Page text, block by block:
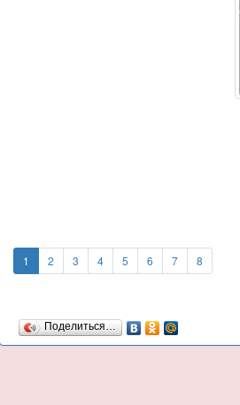
1 2 3 4 5 6 7 8
Поделиться…